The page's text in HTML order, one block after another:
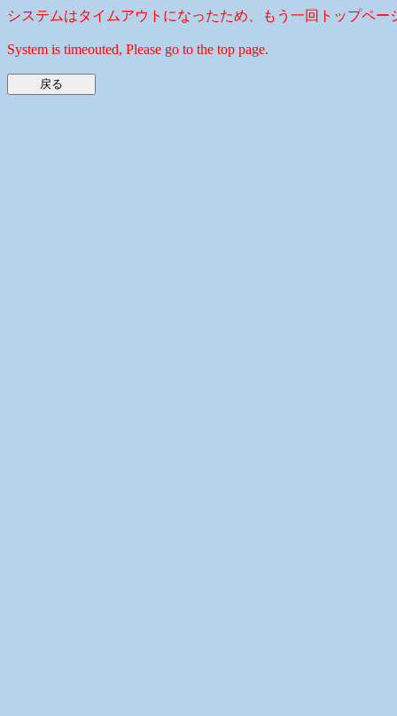
システムはタイムアウトになったため、もう一回トップペー
System is timeouted, Please go to the top page.